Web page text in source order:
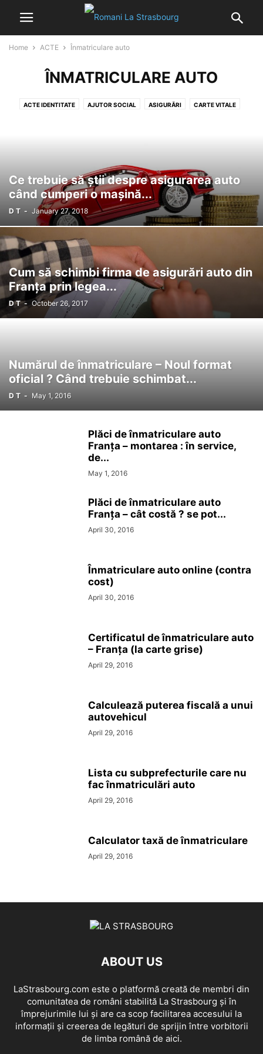
Home ACTE Înmatriculare auto
ÎNMATRICULARE AUTO
ACTE IDENTITATE AJUTOR SOCIAL ASIGURĂRI CARTE VITALE
Ce trebuie să știi despre asigurarea auto
când cumperi o mașină...
D T - January 27, 2018
Cum să schimbi firma de asigurări auto din
Franța prin legea...
D T - October 26, 2017
Numărul de înmatriculare – Noul format
oficial ? Când trebuie schimbat...
D T - May 1, 2016
Plăci de înmatriculare auto
Franța – montarea : în service,
de...
May 1, 2016
Plăci de înmatriculare auto
Franța – cât costă ? se pot...
April 30, 2016
Înmatriculare auto online (contra
cost)
April 30, 2016
Certificatul de înmatriculare auto
– Franța (la carte grise)
April 29, 2016
Calculează puterea fiscală a unui
autovehicul
April 29, 2016
Lista cu subprefecturile care nu
fac înmatriculări auto
April 29, 2016
Calculator taxă de înmatriculare
April 29, 2016
ABOUT US
LaStrasbourg.com este o platformă creată de membri din
comunitatea de români stabilită La Strasbourg și în
împrejurimile lui și are ca scop facilitarea accesului la
informații și creerea de legături de sprijin între vorbitorii
de limba română de aici.